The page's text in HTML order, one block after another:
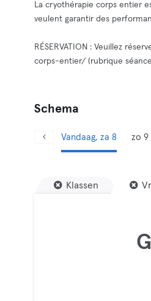
La cryothérapie corps entier
veulent garantir des
RÉSERVATION : Veuillez
corps-entier/ (rubrique
Schema
Vandaag, za 8 zo 9
Klassen